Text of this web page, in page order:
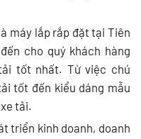
máy lắp rắp đặt tại Tiên
cho quý khách hàng
tốt nhất. Từ việc chú
tốt đến kiểu dáng mẫu
tải.
triển kinh doanh, doanh